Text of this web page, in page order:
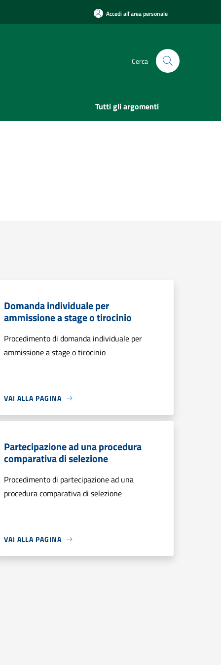
Accedi all'area personale
Cerca
Tutti gli argomenti
Domanda individuale per
ammissione a stage o tirocinio
Procedimento di domanda individuale per
ammissione a stage o tirocinio
VAI ALLA PAGINA
Partecipazione ad una procedura
comparativa di selezione
Procedimento di partecipazione ad una
procedura comparativa di selezione
VAI ALLA PAGINA